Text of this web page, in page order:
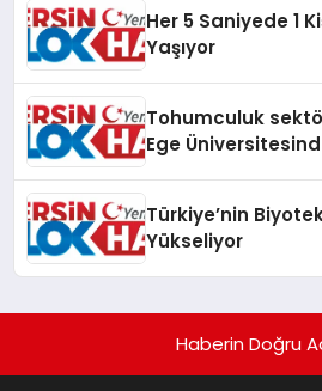
Her 5 Saniyede 1
Yaşıyor
Tohumculuk
Ege
Türkiye’nin
Yükseliyor
Haberin Doğru